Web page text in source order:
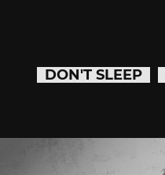
DON'T SLEEP